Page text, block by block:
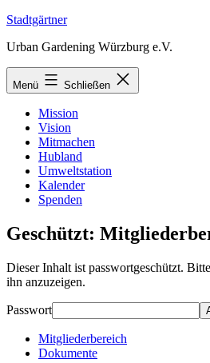
Zum
springen
Stadtgärtner
Urban Gardening Würzburg e.V.
Menü Schließen
Mission
Vision
Mitmachen
Hubland
Umweltstation
Kalender
Spenden
Geschützt:
Dieser Inhalt ist passwortgeschützt.
ihn anzuzeigen.
Passwort
Mitgliederbereich
Dokumente